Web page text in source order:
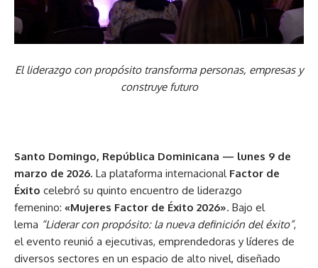
El liderazgo con propósito transforma personas, empresas y
construye futuro
Santo Domingo, República Dominicana — lunes 9 de
marzo de 2026. La plataforma internacional Factor de
Éxito celebró su quinto encuentro de liderazgo
femenino: «Mujeres Factor de Éxito 2026». Bajo el
lema “Liderar con propósito: la nueva definición del éxito”,
el evento reunió a ejecutivas, emprendedoras y líderes de
diversos sectores en un espacio de alto nivel, diseñado